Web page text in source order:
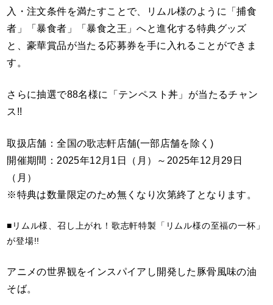
入・注文条件を満たすことで、リムル様のように「捕食
者」「暴食者」「暴食之王」へと進化する特典グッズ
と、豪華賞品が当たる応募券を手に入れることができま
す。
さらに抽選で88名様に「テンペスト丼」が当たるチャン
ス!!
取扱店舗：全国の歌志軒店舗(一部店舗を除く)
開催期間：2025年12月1日（月）～2025年12月29日
（月）
※特典は数量限定のため無くなり次第終了となります。
■リムル様、召し上がれ！歌志軒特製「リムル様の至福の一杯」
が登場!!
アニメの世界観をインスパイアし開発した豚骨風味の油
そば。